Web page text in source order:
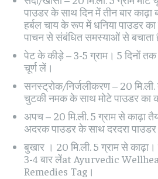
पाउडर के साथ दिन में तीन बार
हर्बल चाय के रूप में धनिया पाउडर
पाचन से संबंधित समस्याओं से बचाता
पेट के कीड़े – 3-5 ग्राम। 5 दिनों तक
चूर्ण लें।
सनस्ट्रोक/निर्जलीकरण – 20 मि.ली.
चुटकी नमक के साथ मोटे पाउडर का
अपच – 20 मि.ली. 5 ग्राम से काढ़ा
अदरक पाउडर के साथ दरदरा पाउडर
बुखार । 20 मि.ली. 5 ग्राम से
3-4 बार लेंat Ayurvedic
Remedies Tag।